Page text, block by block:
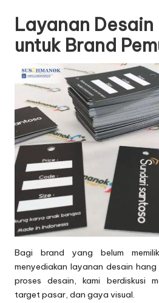
Layanan Desain
untuk Brand
Bagi brand yang belum
menyediakan layanan desain
proses desain, kami berdiskusi
target pasar, dan gaya visual.